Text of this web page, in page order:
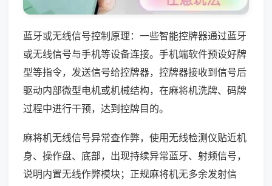
蓝牙或无线信号控制原理：一些智能控牌器通过蓝牙
或无线信号与手机等设备连接。手机端软件预设好牌
型等指令，发送信号给控牌器，控牌器接收到信号后
驱动内部微型电机或机械结构，在麻将机洗牌、码牌
过程中进行干预，达到控牌目的。
麻将机无线信号异常查作弊，使用无线检测仪贴近机
身、操作盘、底部，出现持续异常蓝牙、射频信号，
说明内置无线作弊模块；正规麻将机无多余发射信